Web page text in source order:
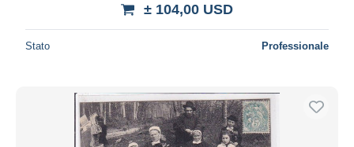
± 104,00 USD
Stato Professionale